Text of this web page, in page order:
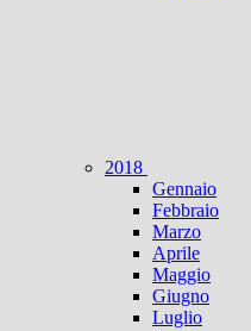
2018
Gennaio
Febbraio
Marzo
Aprile
Maggio
Giugno
Luglio